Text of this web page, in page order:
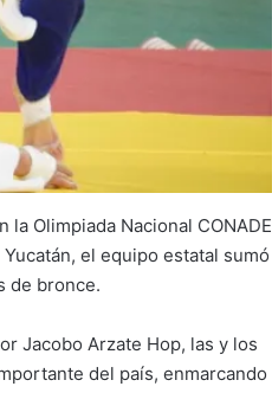
Olimpiada Nacional CONADE
el equipo estatal sumó
de bronce.
Jacobo Arzate Hop, las y los
del país, enmarcando